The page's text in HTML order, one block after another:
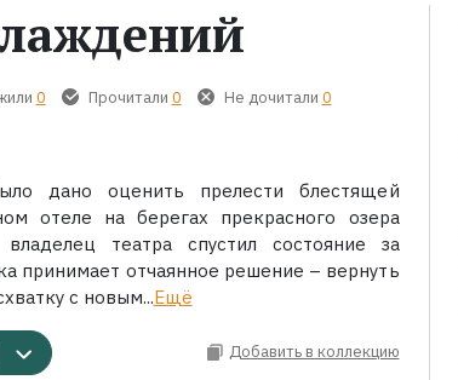
0 Прочитали 0 Не дочитали 0
дано оценить прелести блестящей
отеле на берегах прекрасного озера
театра спустил состояние за
принимает отчаянное решение – вернуть
с новым...Ещё
Добавить в коллекцию